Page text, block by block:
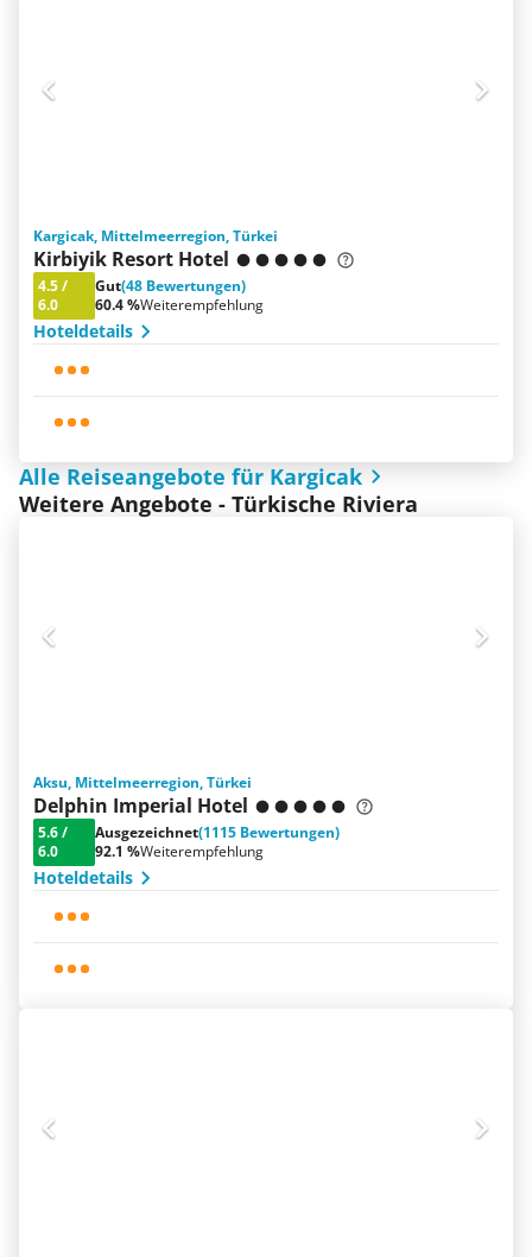
Kargicak, Mittelmeerregion, Türkei
Kirbiyik Resort Hotel
4.5/
6.0
Gut(48 Bewertungen)
60.4 %Weiterempfehlung
Hoteldetails
Alle Reiseangebote für Kargicak
Weitere Angebote - Türkische Riviera
Aksu, Mittelmeerregion, Türkei
Delphin Imperial Hotel
5.6/
6.0
Ausgezeichnet(1115 Bewertungen)
92.1 %Weiterempfehlung
Hoteldetails